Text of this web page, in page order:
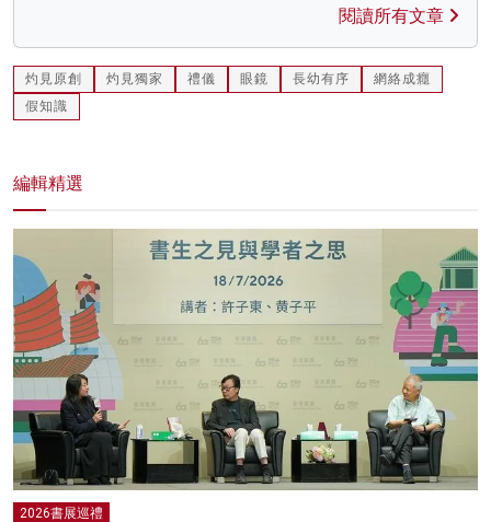
閱讀所有文章
灼見原創 灼見獨家 禮儀 眼鏡 長幼有序
網絡成癮
假知識
編輯精選
2026書展巡禮